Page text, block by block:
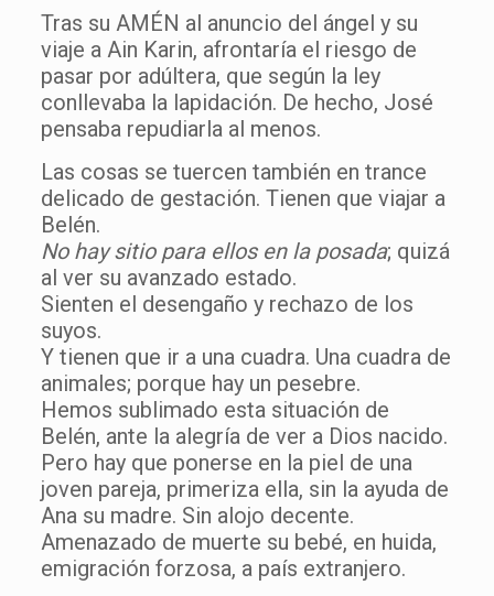
Tras su AMÉN al anuncio del ángel y su
viaje a Ain Karin, afrontaría el riesgo de
pasar por adúltera, que según la ley
conllevaba la lapidación. De hecho, José
pensaba repudiarla al menos.
Las cosas se tuercen también en trance
delicado de gestación. Tienen que viajar a
Belén.
No hay sitio para ellos en la posada; quizá
al ver su avanzado estado.
Sienten el desengaño y rechazo de los
suyos.
Y tienen que ir a una cuadra. Una cuadra de
animales; porque hay un pesebre.
Hemos sublimado esta situación de
Belén, ante la alegría de ver a Dios nacido.
Pero hay que ponerse en la piel de una
joven pareja, primeriza ella, sin la ayuda de
Ana su madre. Sin alojo decente.
Amenazado de muerte su bebé, en huida,
emigración forzosa, a país extranjero.